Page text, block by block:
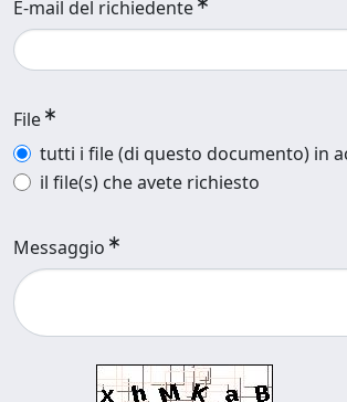
E-mail del richiedente
File
tutti i file (di questo documento) in
il file(s) che avete richiesto
Messaggio